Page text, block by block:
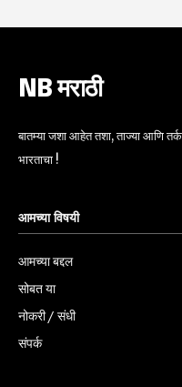
NB मराठी
बातम्या जशा आहेत तशा, ताज्या आणि
भारताचा !
आमच्या विषयी
आमच्या बद्दल
सोबत या
नोकरी / संधी
संपर्क